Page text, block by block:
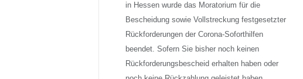
in Hessen wurde das Moratorium für die
Bescheidung sowie Vollstreckung festgesetzter
Rückforderungen der Corona-Soforthilfen
beendet. Sofern Sie bisher noch keinen
Rückforderungsbescheid erhalten haben oder